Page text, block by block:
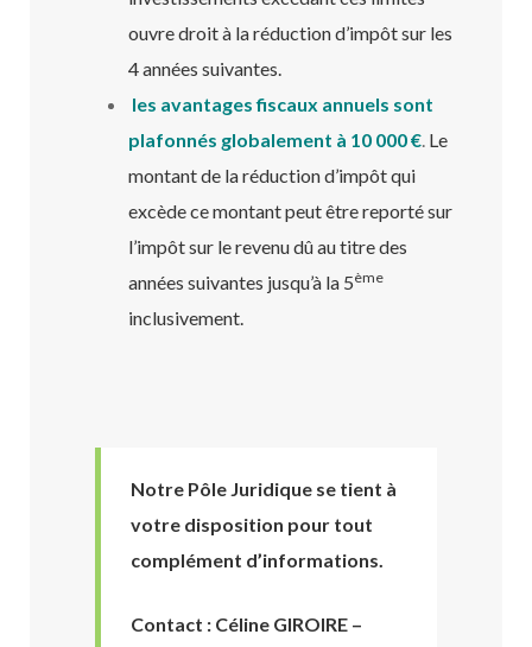
ouvre droit à la réduction d’impôt sur les
4 années suivantes.
les avantages fiscaux annuels sont
plafonnés globalement à 10 000 €. Le
montant de la réduction d’impôt qui
excède ce montant peut être reporté sur
l’impôt sur le revenu dû au titre des
années suivantes jusqu’à la 5ème
inclusivement.
Notre Pôle Juridique se tient à
votre disposition pour tout
complément d’informations.
Contact : Céline GIROIRE –